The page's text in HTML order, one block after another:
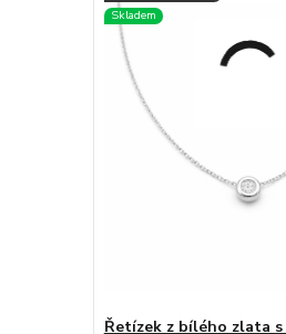
Řetízek z bílého zlata